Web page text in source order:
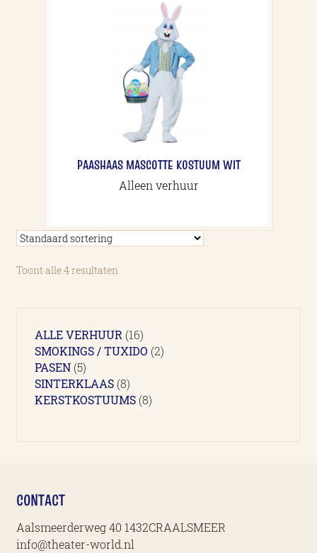
PAASHAAS MASCOTTE KOSTUUM WIT
Alleen verhuur
Toont alle 4 resultaten
ALLE VERHUUR 1616
producten
SMOKINGS / TUXIDO 22
PASEN 55
producten
SINTERKLAAS 88
producten
KERSTKOSTUUMS 88
CONTACT
Aalsmeerderweg 40 1432CRAALSMEER
info@theater-world.nl